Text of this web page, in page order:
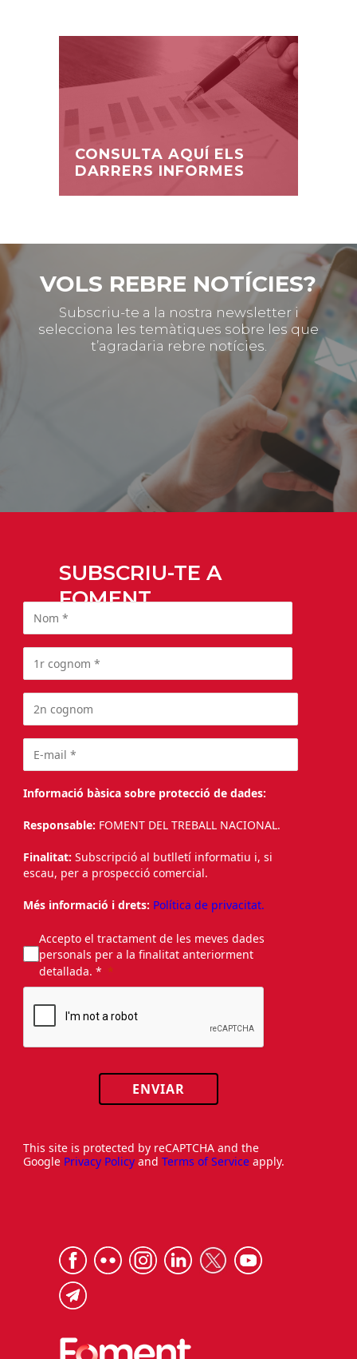
CONSULTA AQUÍ ELS
DARRERS INFORMES
VOLS REBRE NOTÍCIES?
Subscriu-te a la nostra newsletter i
selecciona les temàtiques sobre les que
t’agradaria rebre notícies.
SUBSCRIU-TE A
FOMENT
Informació bàsica sobre protecció de dades:
Responsable: FOMENT DEL TREBALL NACIONAL.
Finalitat: Subscripció al butlletí informatiu i, si
escau, per a prospecció comercial.
Més informació i drets: Política de privacitat.
Accepto el tractament de les meves dades
personals per a la finalitat anteriorment
detallada. *
ENVIAR
This site is protected by reCAPTCHA and the
Google Privacy Policy and Terms of Service apply.